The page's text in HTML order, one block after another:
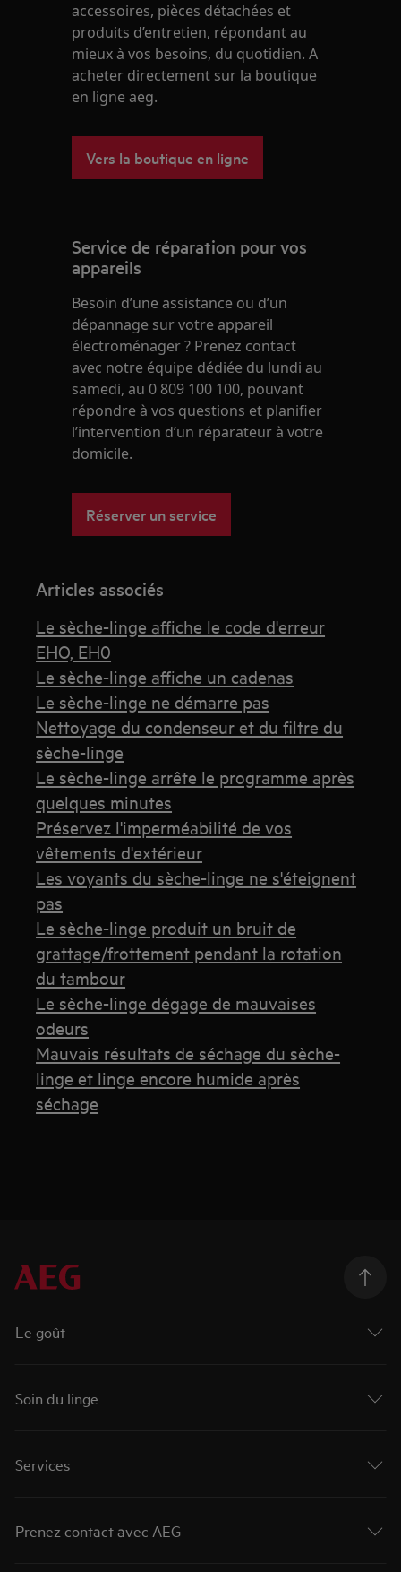
accessoires, pièces détachées et
produits d’entretien, répondant au
mieux à vos besoins, du quotidien. A
acheter directement sur la boutique
en ligne aeg.
Vers la boutique en ligne
Service de réparation pour vos
appareils
Besoin d’une assistance ou d’un
dépannage sur votre appareil
électroménager ? Prenez contact
avec notre équipe dédiée du lundi au
samedi, au 0 809 100 100, pouvant
répondre à vos questions et planifier
l’intervention d’un réparateur à votre
domicile.
Réserver un service
Articles associés
Le sèche-linge affiche le code d'erreur
EHO, EH0
Le sèche-linge affiche un cadenas
Le sèche-linge ne démarre pas
Nettoyage du condenseur et du filtre du
sèche-linge
Le sèche-linge arrête le programme après
quelques minutes
Préservez l'imperméabilité de vos
vêtements d'extérieur
Les voyants du sèche-linge ne s'éteignent
pas
Le sèche-linge produit un bruit de
grattage/frottement pendant la rotation
du tambour
Le sèche-linge dégage de mauvaises
odeurs
Mauvais résultats de séchage du sèche-
linge et linge encore humide après
séchage
Le goût
Soin du linge
Services
Prenez contact avec AEG